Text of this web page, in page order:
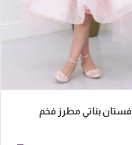
فستان بناتي مطرز فخم